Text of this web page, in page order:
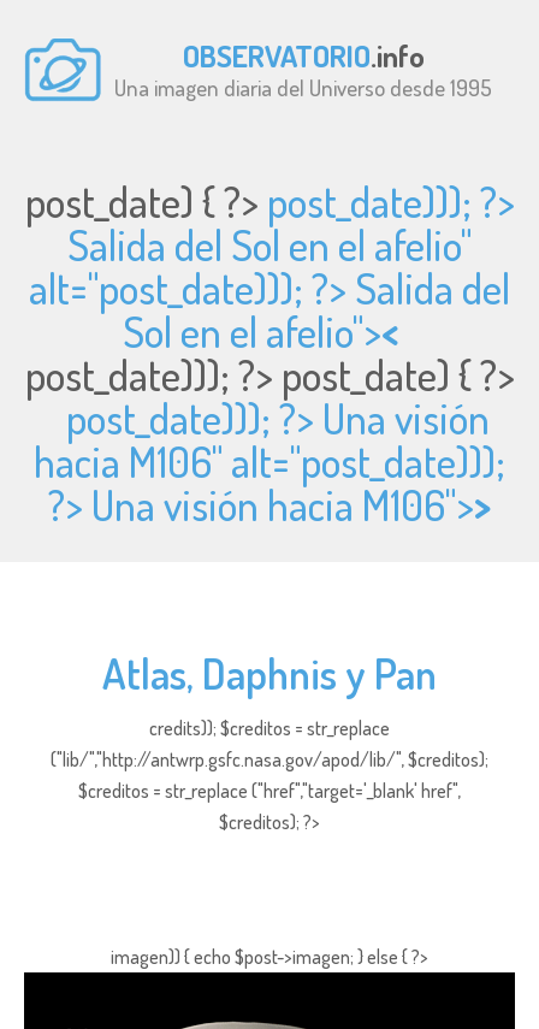
OBSERVATORIO.info
Una imagen diaria del Universo desde 1995
post_date) { ?> post_date))); ?>
Salida del Sol en el afelio"
alt="post_date))); ?> Salida del
Sol en el afelio"><
post_date))); ?> post_date) { ?>
post_date))); ?> Una visión
hacia M106" alt="post_date)));
?> Una visión hacia M106">>
Atlas, Daphnis y Pan
credits)); $creditos = str_replace
("lib/","http://antwrp.gsfc.nasa.gov/apod/lib/", $creditos);
$creditos = str_replace ("href","target='_blank' href",
$creditos); ?>
imagen)) { echo $post->imagen; } else { ?>